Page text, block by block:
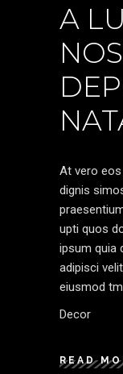
A
At vero
dignis
upti quos
ipsum quia
adipisci
eiusmod
Decor
READ